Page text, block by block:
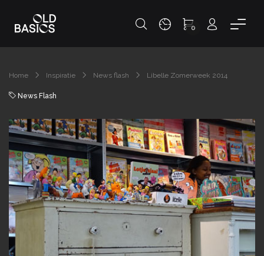
0
Home Inspiratie News flash Libelle Zomerweek 2014
News Flash